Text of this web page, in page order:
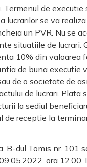
de
lucrarilor se va
un PVR. Nu se
situatiile de
10% din
de buna
de o societate de
de lucrari.
la sediul
receptie la
B-dul Tomis nr. 101
ora